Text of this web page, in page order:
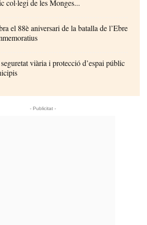
col·legi de les Monges...
el 88è aniversari de la batalla de l’Ebre
viària i protecció d’espai públic
- Publicitat -